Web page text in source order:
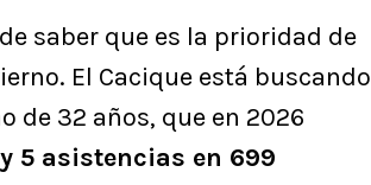
saber que es la prioridad de
El Cacique está buscando
de 32 años, que en 2026
5 asistencias en 699